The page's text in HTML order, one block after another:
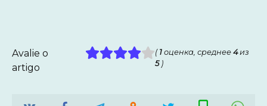
Avalie o
artigo
( 1 оценка, среднее4из
5)